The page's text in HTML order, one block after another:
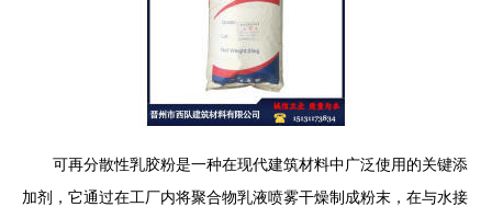
可再分散性乳胶粉是一种在现代建筑材料中广泛使用的关键添
加剂，它通过在工厂内将聚合物乳液喷雾干燥制成粉末，在与水接